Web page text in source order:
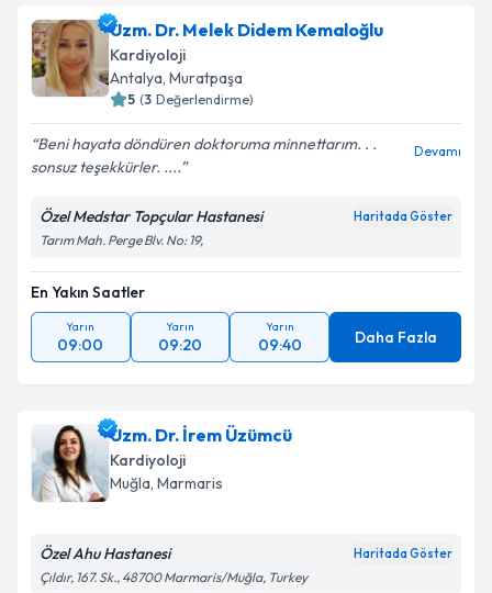
Uzm. Dr. Melek Didem Kemaloğlu
Kardiyoloji
Antalya, Muratpaşa
5 (3 Değerlendirme)
Beni hayata döndüren doktoruma minnettarım. . .
sonsuz teşekkürler. ....
Devamı
Özel Medstar Topçular Hastanesi Haritada Göster
Tarım Mah. Perge Blv. No: 19,
En Yakın Saatler
Yarın
09:00
Yarın
09:20
Yarın
09:40 Daha Fazla
Uzm. Dr. İrem Üzümcü
Kardiyoloji
Muğla, Marmaris
Özel Ahu Hastanesi Haritada Göster
Çıldır, 167. Sk., 48700 Marmaris/Muğla, Turkey